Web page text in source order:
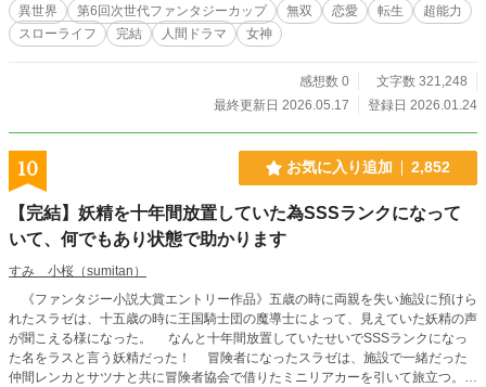
異世界 第6回次世代ファンタジーカップ 無双 恋愛 転生
超能力
スローライフ
完結 人間ドラマ 女神
感想数 0
文字数 321,248
最終更新日 2026.05.17
登録日 2026.01.24
10 お気に入り追加 2,852
【完結】妖精を十年間放置していた為SSSランクになって
いて、何でもあり状態で助かります
すみ 小桜（sumitan）
《ファンタジー小説大賞エントリー作品》五歳の時に両親を失い施設に預けら
れたスラゼは、十五歳の時に王国騎士団の魔導士によって、見えていた妖精の声
が聞こえる様になった。 なんと十年間放置していたせいでSSSランクになっ
た名をラスと言う妖精だった！ 冒険者になったスラゼは、施設で一緒だった
仲間レンカとサツナと共に冒険者協会で借りたミニリアカーを引いて旅立つ。